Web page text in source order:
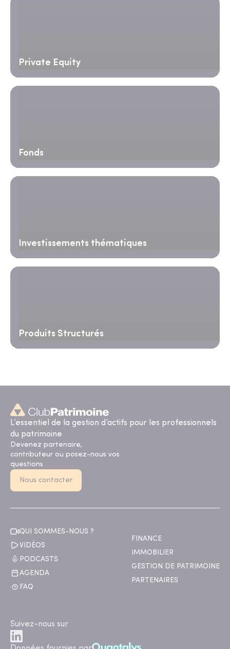
Private Equity
Fonds
Investissements thématiques
Produits Structurés
L’essentiel de la gestion d’actifs pour les professionnels
du patrimoine
Devenez partenaire,
contributeur ou posez-nous vos
questions
Nous contacter
QUI SOMMES-NOUS ?
VIDÉOS
PODCASTS
AGENDA
FAQ
FINANCE
IMMOBILIER
GESTION DE PATRIMOINE
PARTENAIRES
Suivez-nous sur